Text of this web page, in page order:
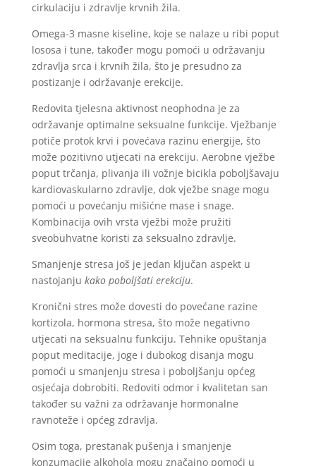
cirkulaciju i zdravlje krvnih žila.
Omega-3 masne kiseline, koje se nalaze u ribi poput
lososa i tune, također mogu pomoći u održavanju
zdravlja srca i krvnih žila, što je presudno za
postizanje i održavanje erekcije.
Redovita tjelesna aktivnost neophodna je za
održavanje optimalne seksualne funkcije. Vježbanje
potiče protok krvi i povećava razinu energije, što
može pozitivno utjecati na erekciju. Aerobne vježbe
poput trčanja, plivanja ili vožnje bicikla poboljšavaju
kardiovaskularno zdravlje, dok vježbe snage mogu
pomoći u povećanju mišićne mase i snage.
Kombinacija ovih vrsta vježbi može pružiti
sveobuhvatne koristi za seksualno zdravlje.
Smanjenje stresa još je jedan ključan aspekt u
nastojanju kako poboljšati erekciju.
Kronični stres može dovesti do povećane razine
kortizola, hormona stresa, što može negativno
utjecati na seksualnu funkciju. Tehnike opuštanja
poput meditacije, joge i dubokog disanja mogu
pomoći u smanjenju stresa i poboljšanju općeg
osjećaja dobrobiti. Redoviti odmor i kvalitetan san
također su važni za održavanje hormonalne
ravnoteže i općeg zdravlja.
Osim toga, prestanak pušenja i smanjenje
konzumacije alkohola mogu značajno pomoći u